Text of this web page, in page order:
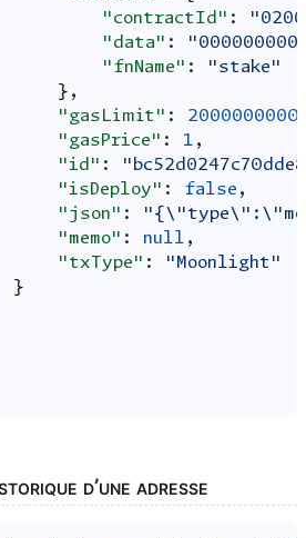
"contractId" :
"data" :
"fnName" :
"stake"
},
"gasLimit" : 2000000000
"gasPrice" : 1 ,
"id" :
"isDeploy" : false ,
"json" :
"memo" : null ,
"txType" :
"Moonlight"
}
d’une adresse